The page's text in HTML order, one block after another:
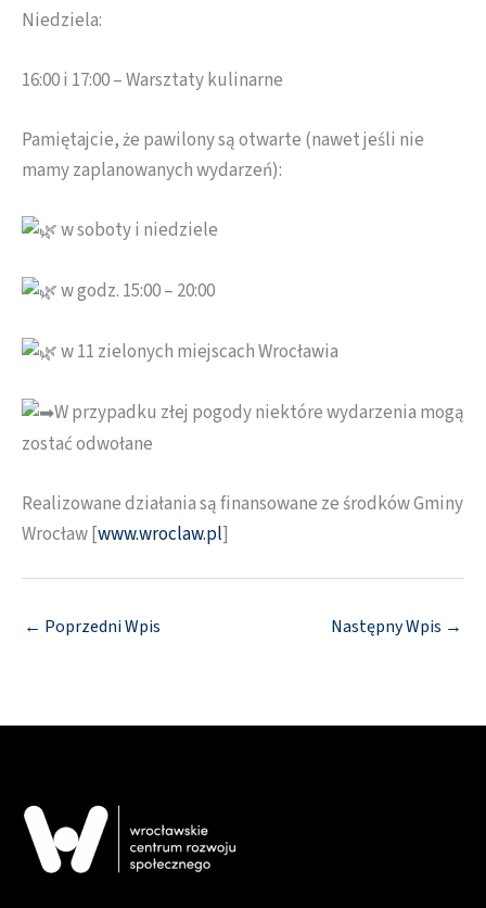
Niedziela:
16:00 i 17:00 – Warsztaty kulinarne
Pamiętajcie, że pawilony są otwarte (nawet jeśli nie
mamy zaplanowanych wydarzeń):
w soboty i niedziele
w godz. 15:00 – 20:00
w 11 zielonych miejscach Wrocławia
W przypadku złej pogody niektóre wydarzenia mogą
zostać odwołane
Realizowane działania są finansowane ze środków Gminy
Wrocław [www.wroclaw.pl]
← Poprzedni Wpis Następny Wpis →